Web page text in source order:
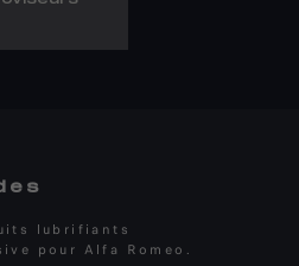
lubrifiants
pour Alfa Romeo.